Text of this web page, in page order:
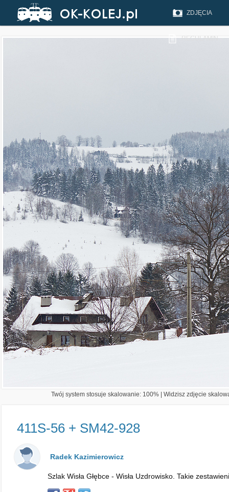
ZDJĘCIA
REGULAMIN
Twój system stosuje skalowanie: 100% | Widzisz zdjęcie
411S-56 + SM42-928
Radek Kazimierowicz
Szlak Wisła Głębce - Wisła Uzdrowisko. Takie